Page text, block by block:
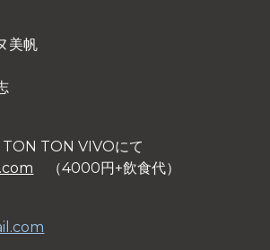
美帆
TON TON VIVOにて
（4000円+飲食代）